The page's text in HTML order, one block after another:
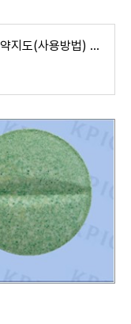
의약품 제형별 올바른 복약지도(사용방법) 및 주의사항